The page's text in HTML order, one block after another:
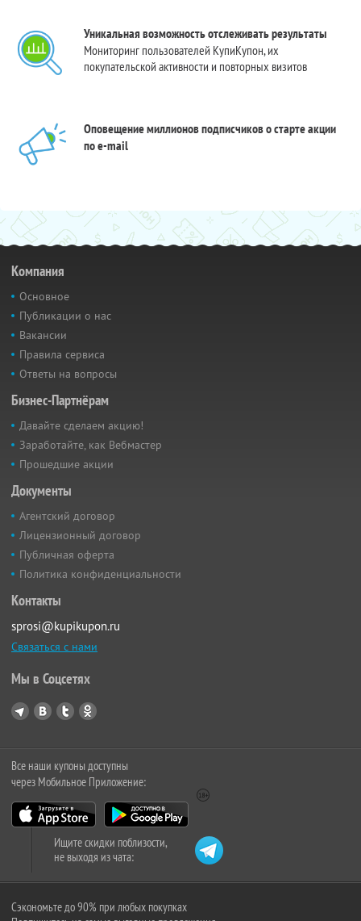
Уникальная возможность отслеживать результаты
Мониторинг пользователей КупиКупон, их
покупательской активности и повторных визитов
Оповещение миллионов подписчиков о старте акции
по e-mail
Компания
Основное
Публикации о нас
Вакансии
Правила сервиса
Ответы на вопросы
Бизнес-Партнёрам
Давайте сделаем акцию!
Заработайте, как Вебмастер
Прошедшие акции
Документы
Агентский договор
Лицензионный договор
Публичная оферта
Политика конфиденциальности
Контакты
sprosi@kupikupon.ru
Связаться с нами
Мы в Соцсетях
Все наши купоны доступны
через Мобильное Приложение:
Ищите скидки поблизости,
не выходя из чата:
Сэкономьте до 90% при любых покупках